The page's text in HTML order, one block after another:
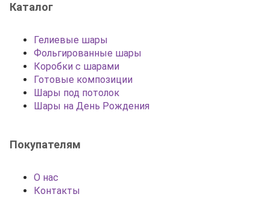
Каталог
Гелиевые шары
Фольгированные шары
Коробки с шарами
Готовые композиции
Шары под потолок
Шары на День Рождения
Покупателям
О нас
Контакты